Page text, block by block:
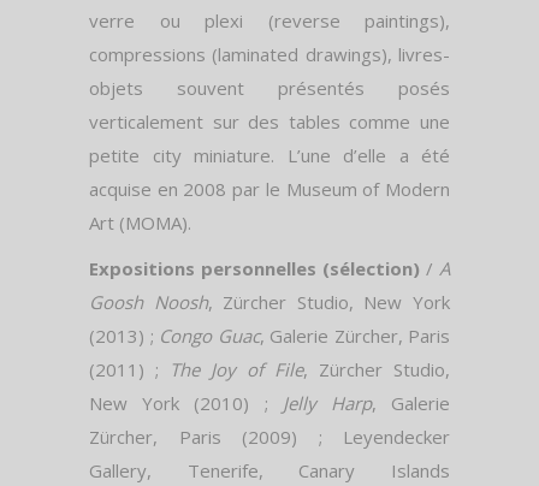
verre ou plexi (reverse paintings),
compressions (laminated drawings), livres-
objets souvent présentés posés
verticalement sur des tables comme une
petite city miniature. L’une d’elle a été
acquise en 2008 par le Museum of Modern
Art (MOMA).
Expositions personnelles (sélection) / A
Goosh Noosh, Zürcher Studio, New York
(2013) ; Congo Guac, Galerie Zürcher, Paris
(2011) ;
The Joy of File, Zürcher Studio,
New York (2010) ; Jelly Harp, Galerie
Zürcher, Paris (2009) ; Leyendecker
Gallery, Tenerife, Canary Islands